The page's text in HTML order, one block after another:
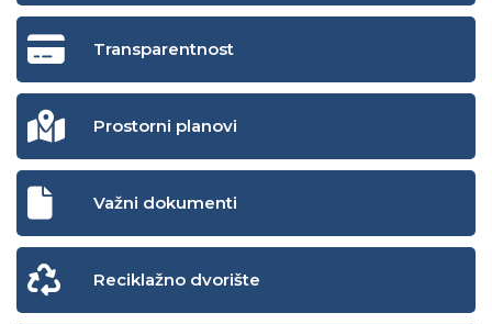
Transparentnost
Prostorni planovi
Važni dokumenti
Reciklažno dvorište